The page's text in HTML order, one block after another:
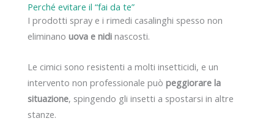
Perché evitare il “fai da te”
I prodotti spray e i rimedi casalinghi spesso non
eliminano uova e nidi nascosti.
Le cimici sono resistenti a molti insetticidi, e un
intervento non professionale può peggiorare la
situazione, spingendo gli insetti a spostarsi in altre
stanze.